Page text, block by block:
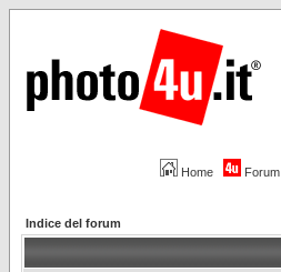
Home Forum
Indice del forum